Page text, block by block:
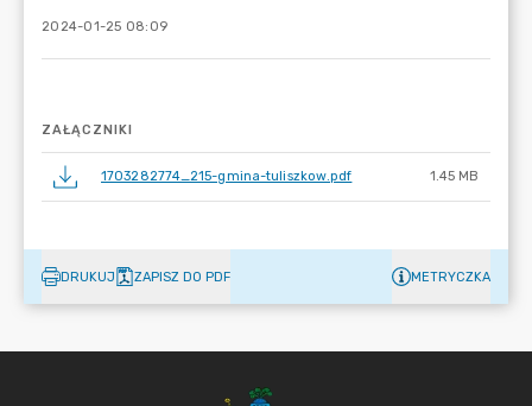
2024-01-25 08:09
ZAŁĄCZNIKI
1703282774_215-gmina-tuliszkow.pdf 1.45 MB
DRUKUJ ZAPISZ DO PDF METRYCZKA